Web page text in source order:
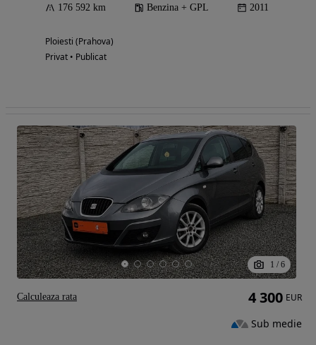
176 592 km Benzina + GPL 2011
Ploiesti (Prahova)
Privat • Publicat
1 / 6
4 300 EUR
Sub medie
Calculeaza rata